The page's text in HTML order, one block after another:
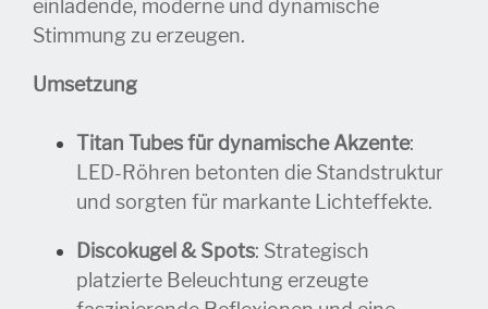
einladende, moderne und dynamische
Stimmung zu erzeugen.
Umsetzung
Titan Tubes für dynamische Akzente:
LED-Röhren betonten die Standstruktur
und sorgten für markante Lichteffekte.
Discokugel & Spots: Strategisch
platzierte Beleuchtung erzeugte